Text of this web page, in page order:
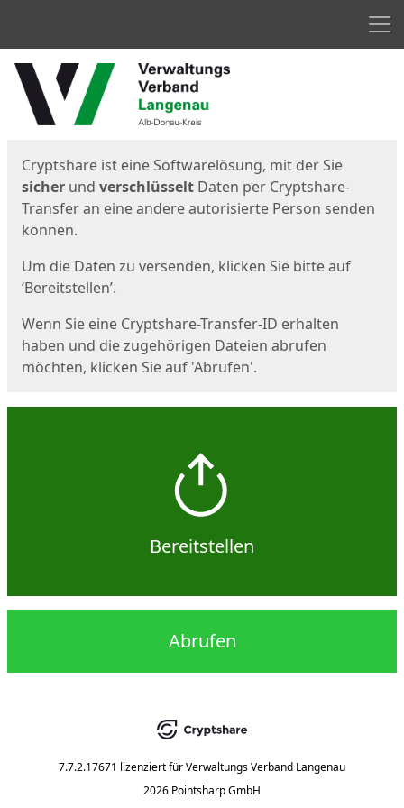
Start
Cryptshare ist eine Softwarelösung, mit der Sie
sicher und verschlüsselt Daten per Cryptshare-
Transfer an eine andere autorisierte Person senden
können.
Um die Daten zu versenden, klicken Sie bitte auf
‘Bereitstellen’.
Wenn Sie eine Cryptshare-Transfer-ID erhalten
haben und die zugehörigen Dateien abrufen
möchten, klicken Sie auf 'Abrufen'.
Bereitstellen
Abrufen
7.7.2.17671 lizenziert fürVerwaltungs Verband Langenau
2026 Pointsharp GmbH